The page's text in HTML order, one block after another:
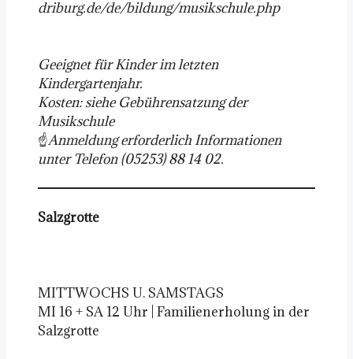
driburg.de/de/bildung/musikschule.php
Geeignet für Kinder im letzten
Kindergartenjahr.
Kosten: siehe Gebührensatzung der
Musikschule
☝️Anmeldung erforderlich Informationen
unter Telefon (05253) 88 14 02.
Salzgrotte
MITTWOCHS U. SAMSTAGS
MI 16 + SA 12 Uhr | Familienerholung in der
Salzgrotte